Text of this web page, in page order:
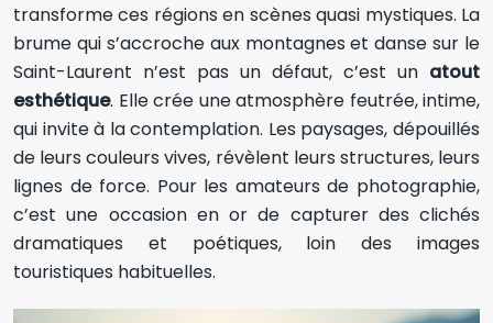
transforme ces régions en scènes quasi mystiques. La
brume qui s’accroche aux montagnes et danse sur le
Saint-Laurent n’est pas un défaut, c’est un atout
esthétique. Elle crée une atmosphère feutrée, intime,
qui invite à la contemplation. Les paysages, dépouillés
de leurs couleurs vives, révèlent leurs structures, leurs
lignes de force. Pour les amateurs de photographie,
c’est une occasion en or de capturer des clichés
dramatiques et poétiques, loin des images
touristiques habituelles.